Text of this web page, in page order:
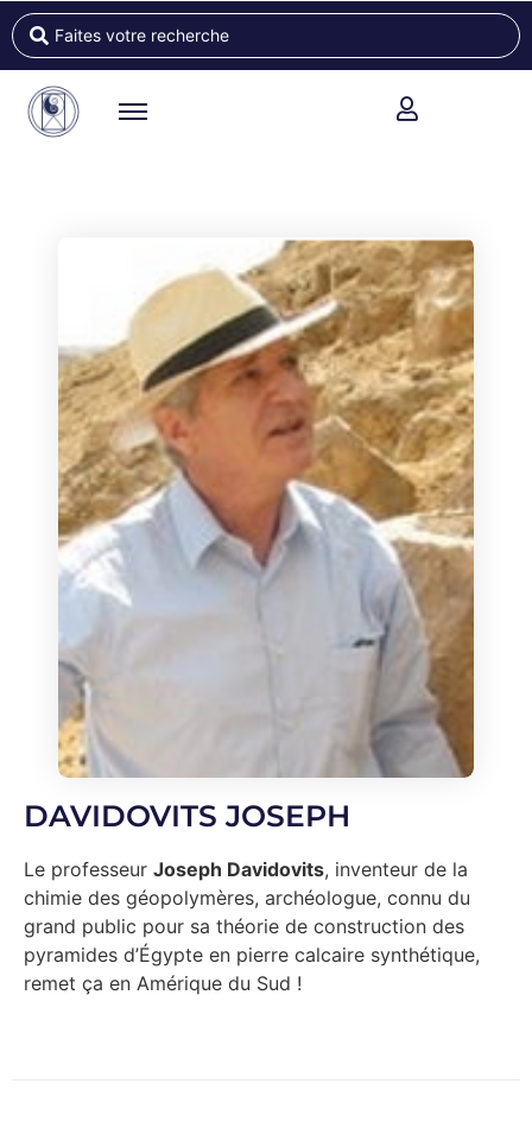
DAVIDOVITS JOSEPH
Le professeur Joseph Davidovits, inventeur de la
chimie des géopolymères, archéologue, connu du
grand public pour sa théorie de construction des
pyramides d’Égypte en pierre calcaire synthétique,
remet ça en Amérique du Sud !